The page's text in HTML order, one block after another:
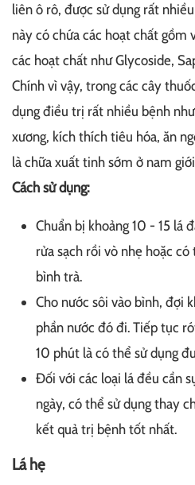
liên ô rô, được sử dụng rất
này có chứa các hoạt chất gồm
các hoạt chất như Glycoside,
Chính vì vậy, trong các cây
dụng điều trị rất nhiều bệnh
xương, kích thích tiêu hóa, ăn
là chữa xuất tinh sớm ở nam
Cách sử dụng:
Chuẩn bị khoảng 10 - 15 lá
rửa sạch rồi vò nhẹ hoặc
bình trà.
Cho nước sôi vào bình, đợi
phần nước đó đi. Tiếp tục
10 phút là có thể sử dụng
Đối với các loại lá đều cần
ngày, có thể sử dụng thay
kết quả trị bệnh tốt nhất.
Lá hẹ